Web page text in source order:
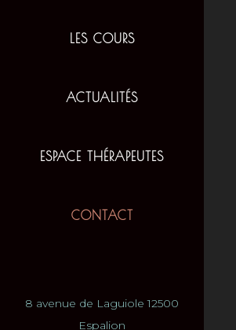
LES COURS
ACTUALITÉS
ESPACE THÉRAPEUTES
CONTACT
8 avenue de Laguiole 12500
Espalion